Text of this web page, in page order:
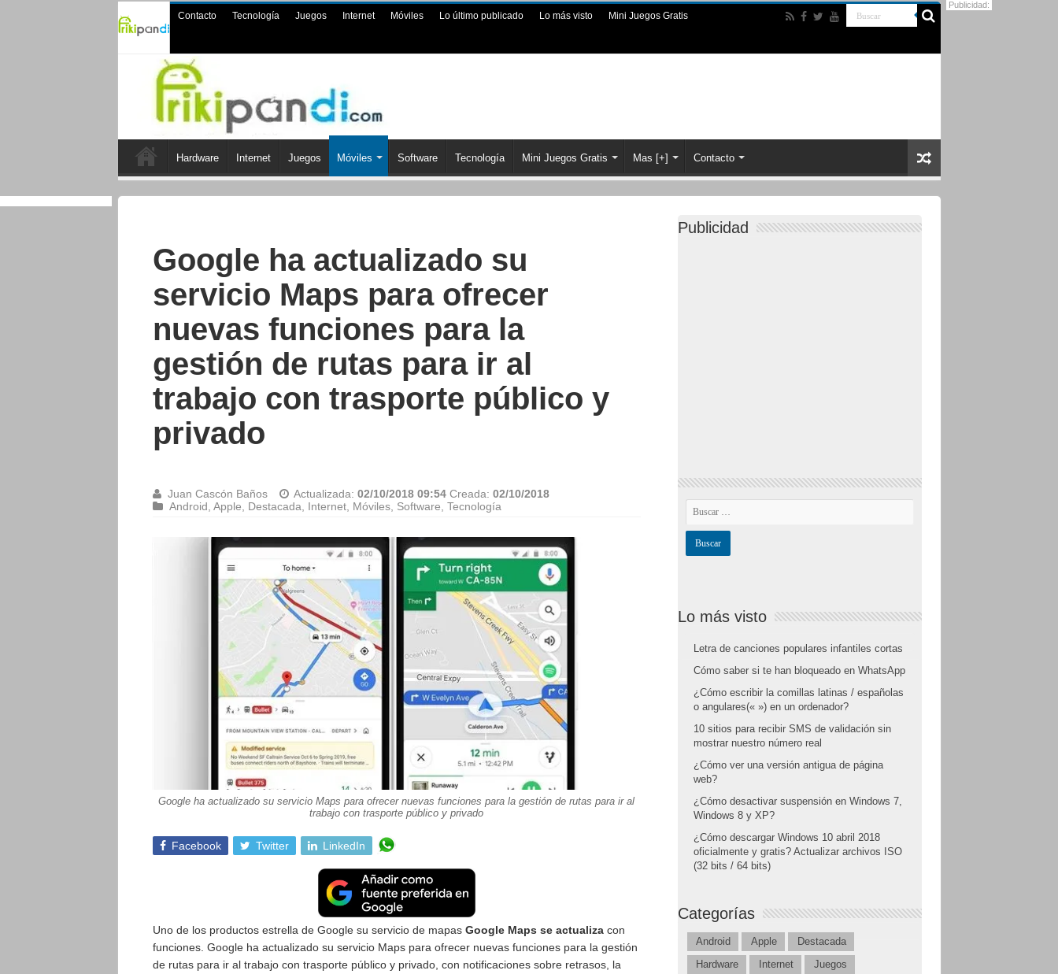
Contacto Tecnología Juegos Internet Móviles Lo último publicado Lo más visto Mini Juegos Gratis
Hardware Internet Juegos Móviles Software Tecnología Mini Juegos Gratis Mas [+] Contacto
Google ha actualizado su
servicio Maps para ofrecer
nuevas funciones para la
gestión de rutas para ir al
trabajo con trasporte público y
privado
Juan Cascón Baños Actualizada: 02/10/2018 09:54 Creada: 02/10/2018
Android Apple Destacada Internet, Móviles, Software Tecnología
Google ha actualizado su servicio Maps para ofrecer nuevas funciones para la gestión de rutas para ir al
trabajo con trasporte público y privado
Facebook Twitter LinkedIn
Uno de los productos estrella de Google su servicio de mapas Google Maps se actualizacon
funciones. Google ha actualizado su servicio Maps para ofrecer nuevas funciones para la gestión
de rutas para ir al trabajo con trasporte público y privado, con notificaciones sobre retrasos, la
Publicidad
Lo más visto
Letra de canciones populares infantiles cortas
Cómo saber si te han bloqueado en WhatsApp
¿Cómo escribir la comillas latinas / españolas
o angulares(« ») en un ordenador?
10 sitios para recibir SMS de validación sin
mostrar nuestro número real
¿Cómo ver una versión antigua de página
web?
¿Cómo desactivar suspensión en Windows 7,
Windows 8 y XP?
¿Cómo descargar Windows 10 abril 2018
oficialmente y gratis? Actualizar archivos ISO
(32 bits / 64 bits)
Categorías
Android Apple
Destacada
Hardware
Internet
Juegos
Publicidad: